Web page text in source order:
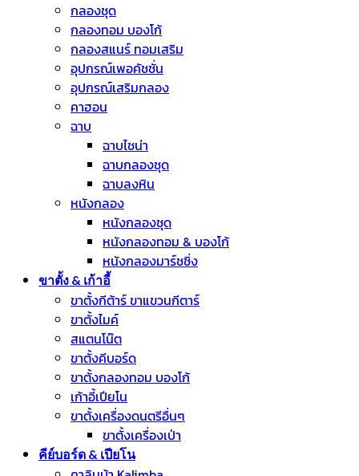
กลองชุด
กลองทอม บองโก้
กลองสแนร์ ทอมเสริม
อุปกรณ์เพอคัชชั่น
อุปกรณ์เสริมกลอง
คาฮอน
ฉาบ
ฉาบไชน่า
ฉาบกลองชุด
ฉาบลงหิน
หนังกลอง
หนังกลองชุด
หนังกลองทอม & บองโก้
หนังกลองมาร์ชชิ่ง
ขาตั้ง & เก้าอี้
ขาตั้งกีต้าร์ ขาแขวนกีตาร์
ขาตั้งไมค์
สแตนโน๊ต
ขาตั้งคีบอร์ด
ขาตั้งกลองทอม บองโก้
เก้าอี้เปียโน
ขาตั้งเครื่องดนตรีอื่นๆ
ขาตั้งเครื่องเป่า
คีย์บอร์ด & เปียโน